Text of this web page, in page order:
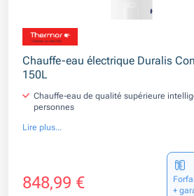
Chauffe-eau électrique Duralis
150L
Chauffe-eau de qualité supérieure
personnes
Lire plus...
848,99 €
+